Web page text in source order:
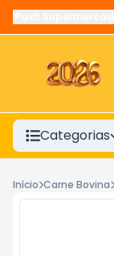
Categorias
Início Carne Bovina